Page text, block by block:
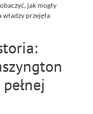
jak mogły
przejęła